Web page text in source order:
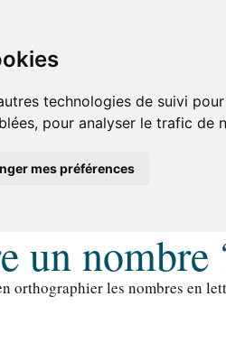
technologies de suivi
pour analyser le trafic
mes préférences
un nombre
orthographier les nombres en